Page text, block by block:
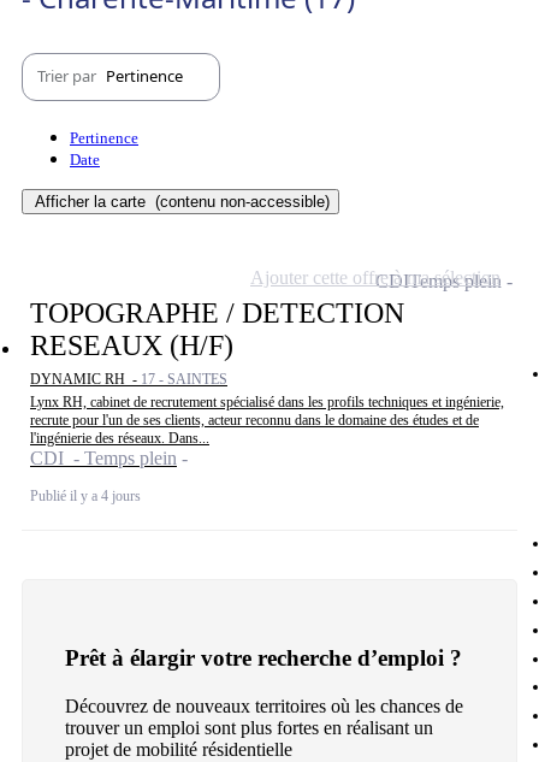
Trier par Pertinence
Pertinence
Date
Afficher la carte (contenu non-accessible)
TOPOGRAPHE / DETECTION
RESEAUX (H/F)
DYNAMIC RH - 17 - SAINTES
Lynx RH, cabinet de recrutement spécialisé dans les profils techniques et ingénierie,
recrute pour l'un de ses clients, acteur reconnu dans le domaine des études et de
l'ingénierie des réseaux. Dans...
CDI - Temps plein
Publié il y a 4 jours
CDITemps plein
Ajouter cette offre à ma sélection
Prêt à élargir votre recherche d’emploi ?
Découvrez de nouveaux territoires où les chances de
trouver un emploi sont plus fortes en réalisant un
projet de mobilité résidentielle